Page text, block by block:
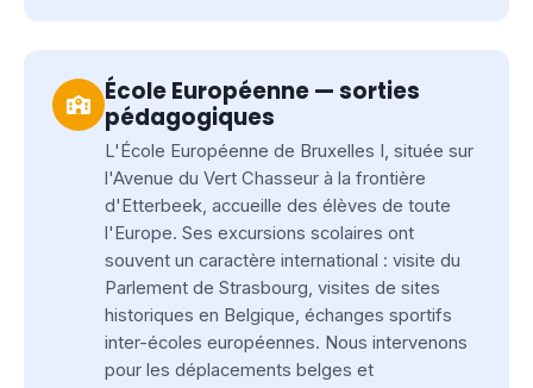
École Européenne — sorties
pédagogiques
L'École Européenne de Bruxelles I, située sur
l'Avenue du Vert Chasseur à la frontière
d'Etterbeek, accueille des élèves de toute
l'Europe. Ses excursions scolaires ont
souvent un caractère international : visite du
Parlement de Strasbourg, visites de sites
historiques en Belgique, échanges sportifs
inter-écoles européennes. Nous intervenons
pour les déplacements belges et